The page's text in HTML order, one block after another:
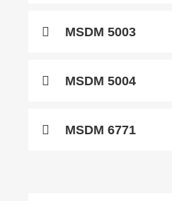
Area
MSDM 5003
Area
MSDM 5004
Area
MSDM 6771